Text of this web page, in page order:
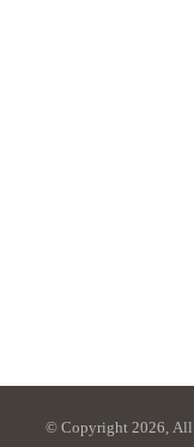
© Copyright 2026,